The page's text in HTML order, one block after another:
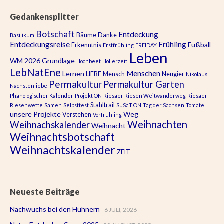
Gedankensplitter
Basilikum Botschaft Bäume Danke Entdeckung
Entdeckungsreise Erkenntnis Erstfrühling FREIDAY FrühlingFußball
WM 2026Grundlage Hochbeet Hollerzeit Leben
LebNatEne Lernen LIEBE Mensch Menschen Neugier Nikolaus
Nächstenliebe Permakultur Permakultur Garten
Phänologischer Kalender Projekt ON Riesaer Riesen Weitwanderweg Riesaer
Riesenwette Samen Selbsttest Stahltrail SuSaT ON Tag der Sachsen Tomate
unsere Projekte Verstehen Vorfrühling Weg
WeihnachskalenderWeihnachtWeihnachten
Weihnachtsbotschaft
Weihnachtskalender ZEIT
Neueste Beiträge
Nachwuchs bei den Hühnern 6 JULI, 2026